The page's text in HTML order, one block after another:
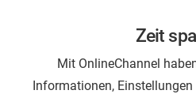
Zeit
Mit OnlineChannel
Informationen,